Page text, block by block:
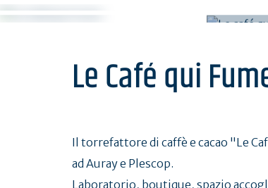
Le Café qui
Il torrefattore di caffè e cacao "Le
ad Auray e Plescop.
Laboratorio, boutique, spazio